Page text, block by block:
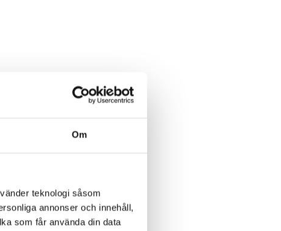
Om
teknologi såsom
annonser och innehåll,
som får använda din data